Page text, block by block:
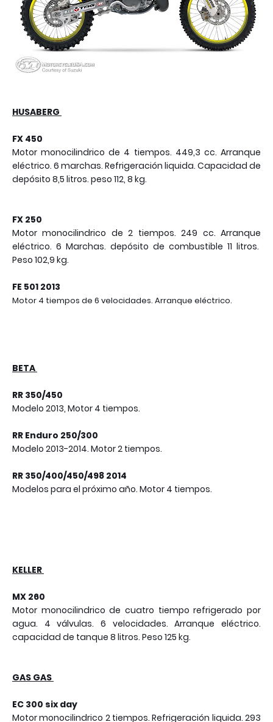
HUSABERG
FX 450
Motor monocilindrico de 4 tiempos. 449,3 cc. Arranque
eléctrico. 6 marchas. Refrigeración liquida. Capacidad de
depósito 8,5 litros. peso 112, 8 kg.
FX 250
Motor monocilindrico de 2 tiempos. 249 cc. Arranque
eléctrico. 6 Marchas. depósito de combustible 11 litros.
Peso 102,9 kg.
FE 501 2013
Motor 4 tiempos de 6 velocidades. Arranque eléctrico.
BETA
RR 350/450
Modelo 2013, Motor 4 tiempos.
RR Enduro 250/300
Modelo 2013-2014. Motor 2 tiempos.
RR 350/400/450/498 2014
Modelos para el próximo año. Motor 4 tiempos.
KELLER
MX 260
Motor monocilindrico de cuatro tiempo refrigerado por
agua. 4 válvulas. 6 velocidades. Arranque eléctrico.
capacidad de tanque 8 litros. Peso 125 kg.
GAS GAS
EC 300 six day
Motor monocilindrico 2 tiempos. Refrigeración liquida. 293